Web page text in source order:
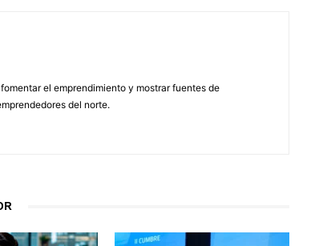
el emprendimiento y mostrar fuentes de
del norte.